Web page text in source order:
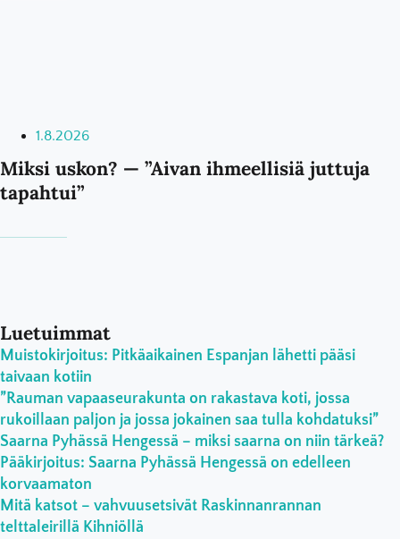
1.8.2026
Miksi uskon? — ”Aivan ihmeellisiä juttuja
tapahtui”
Luetuimmat
Muistokirjoitus: Pitkäaikainen Espanjan lähetti pääsi
taivaan kotiin
”Rauman vapaaseurakunta on rakastava koti, jossa
rukoillaan paljon ja jossa jokainen saa tulla kohdatuksi”
Saarna Pyhässä Hengessä – miksi saarna on niin tärkeä?
Pääkirjoitus: Saarna Pyhässä Hengessä on edelleen
korvaamaton
Mitä katsot – vahvuusetsivät Raskinnanrannan
telttaleirillä Kihniöllä